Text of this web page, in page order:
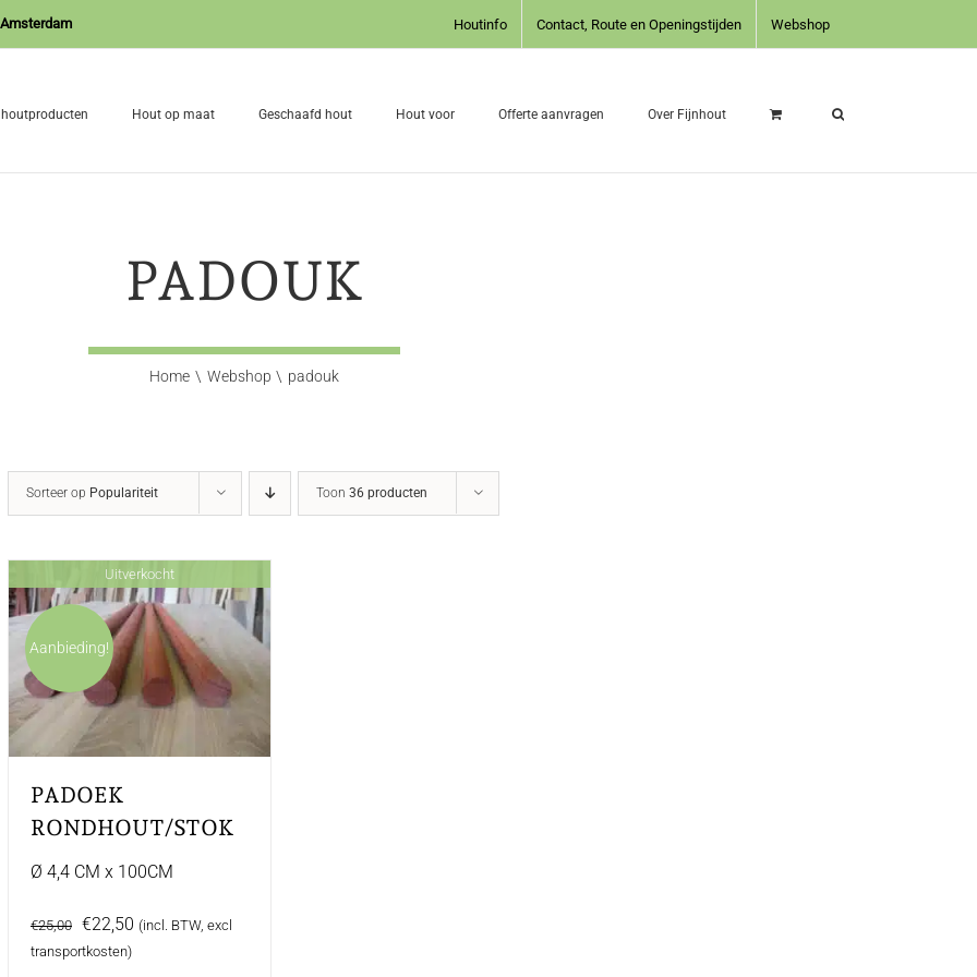
Houtinfo Contact, Route en Openingstijden Webshop
Hout op maat Geschaafd hout Hout voor Offerte aanvragen Over Fijnhout
PADOUK
Home Webshop padouk
Sorteer op Populariteit Toon 36 producten
Uitverkocht
Aanbieding!
PADOEK
RONDHOUT/STOK
Ø 4,4 CM x 100CM
€25,00 Oorspronkelijke
prijs
€22,50 Huidige
(incl. BTW, excl
transportkosten)